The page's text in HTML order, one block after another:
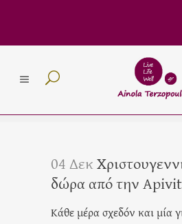
04 Δεκ
δώρα από την
Κάθε μέρα σχεδόν και μία